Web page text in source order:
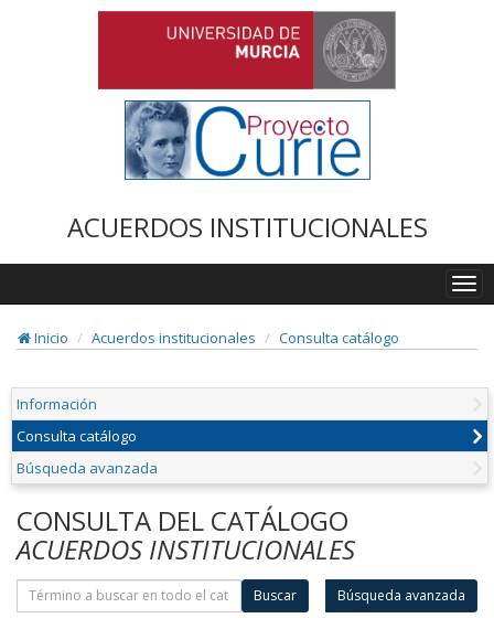
ACUERDOS INSTITUCIONALES
Inicio
Acuerdos institucionales Consulta catálogo
Información
Consulta catálogo
Búsqueda avanzada
CONSULTA DEL CATÁLOGO
ACUERDOS INSTITUCIONALES
Buscar Búsqueda avanzada